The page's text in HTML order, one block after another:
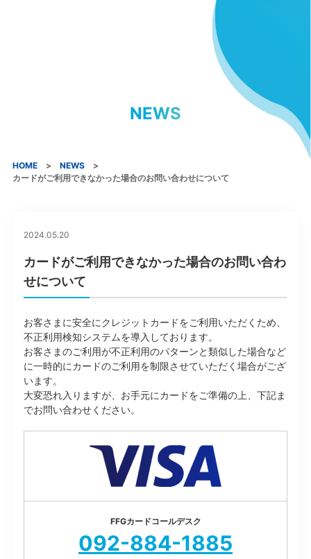
NEWS
HOME
NEWS
カードがご利用できなかった場合のお問い合わせについて
2024.05.20
カードがご利用できなかった場合のお問い合わ
せについて
お客さまに安全にクレジットカードをご利用いただくため、
不正利用検知システムを導入しております。
お客さまのご利用が不正利用のパターンと類似した場合など
に一時的にカードのご利用を制限させていただく場合がござ
います。
大変恐れ入りますが、お手元にカードをご準備の上、下記ま
でお問い合わせください。
FFGカードコールデスク
092-884-1885